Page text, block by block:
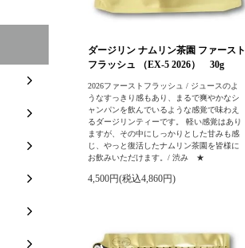
ダージリン ナムリン茶園 ファースト
フラッシュ （EX-5 2026） 30g
2026ファーストフラッシュ / ジュースのよ
うなすっきり感もあり、まるで爽やかなシ
ャンパンを飲んでいるような感覚で味わえ
るダージリンティーです。 軽い感覚はあり
ますが、その中にしっかりとした甘みも感
じ、やっと復活したナムリン茶園を皆様に
お飲みいただけます。/ 渋み ★
4,500円(税込4,860円)